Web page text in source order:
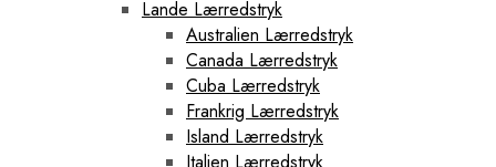
Lande Lærredstryk
Australien Lærredstryk
Canada Lærredstryk
Cuba Lærredstryk
Frankrig Lærredstryk
Island Lærredstryk
Italien Lærredstryk